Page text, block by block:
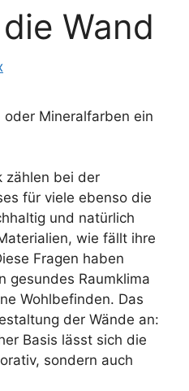
Wand
Mineralfarben ein
zählen bei der
für viele ebenso die
und natürlich
wie fällt ihre
Fragen haben
gesundes Raumklima
Wohlbefinden. Das
der Wände an:
Basis lässt sich die
sondern auch